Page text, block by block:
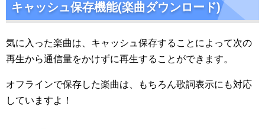
キャッシュ保存機能(楽曲ダウンロード)
気に入った楽曲は、キャッシュ保存することによって次の
再生から通信量をかけずに再生することができます。
オフラインで保存した楽曲は、もちろん歌詞表示にも対応
していますよ！